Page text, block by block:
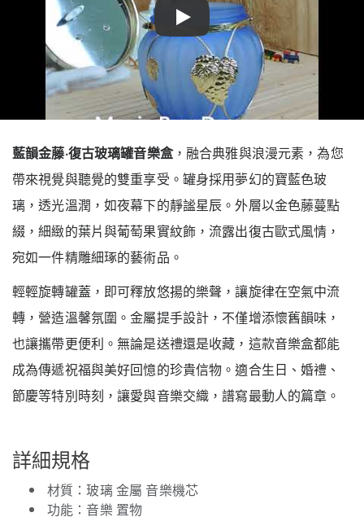
Play
藍韻金藤·復古玻璃罐音樂盒，融合典雅與浪漫元素，為您
帶來視覺與聽覺的雙重享受。罐身採用夢幻的寶藍色玻
璃，透光溫潤，如夜幕下的靜謐星辰。外層以金色藤蔓點
綴，細緻的葉片與葡萄果實紋飾，流露出復古歐式風情，
宛如一件精雕細琢的藝術品。
輕輕旋轉罐蓋，即可釋放悠揚的樂聲，讓旋律在空氣中流
轉，營造溫馨氛圍。金屬提手設計，不僅增添懷舊韻味，
也讓攜帶更便利。無論是送禮還是收藏，這款音樂盒都能
成為傳遞祝福與美好回憶的珍貴信物。適合生日、婚禮、
節慶等特別時刻，讓愛與音樂交織，譜寫最動人的篇章。
詳細規格
材質：玻璃 金屬 音樂機芯
功能：音樂 置物